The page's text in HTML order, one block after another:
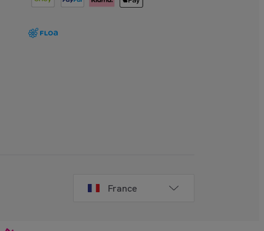
France